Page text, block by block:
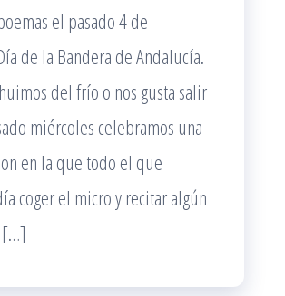
el pasado 4 de
de la Bandera de Andalucía.
del frío o nos gusta salir
miércoles celebramos una
en la que todo el que
coger el micro y recitar algún
[…]